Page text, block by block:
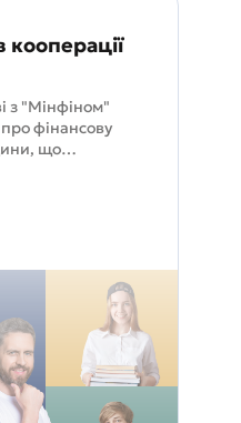
кооперації
з "Мінфіном"
про фінансову
що
майбутнє.